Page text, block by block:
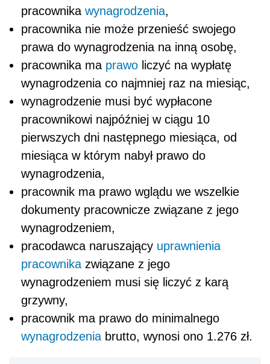
pracownika wynagrodzenia,
pracownika nie może przenieść swojego
prawa do wynagrodzenia na inną osobę,
pracownika ma prawo liczyć na wypłatę
wynagrodzenia co najmniej raz na miesiąc,
wynagrodzenie musi być wypłacone
pracownikowi najpóźniej w ciągu 10
pierwszych dni następnego miesiąca, od
miesiąca w którym nabył prawo do
wynagrodzenia,
pracownik ma prawo wglądu we wszelkie
dokumenty pracownicze związane z jego
wynagrodzeniem,
pracodawca naruszający uprawnienia
pracownika związane z jego
wynagrodzeniem musi się liczyć z karą
grzywny,
pracownik ma prawo do minimalnego
wynagrodzenia brutto, wynosi ono 1.276 zł.